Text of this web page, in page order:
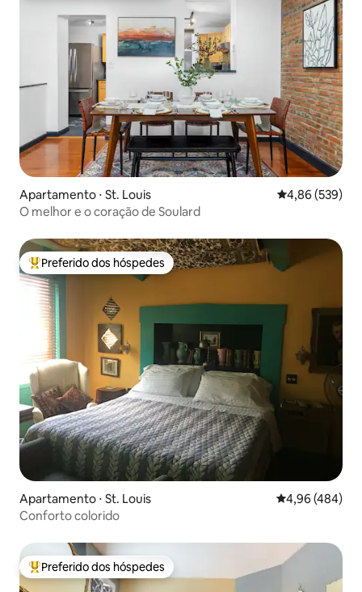
Apartamento ⋅ St. Louis 4,86 de uma
4,86 (539)
O melhor e o coração de Soulard
Entre os melhores preferidos dos hóspedes
Preferido dos hóspedes
Apartamento ⋅ St. Louis 4,96 de uma
4,96 (484)
Conforto colorido
Entre os melhores preferidos dos hóspedes
Preferido dos hóspedes